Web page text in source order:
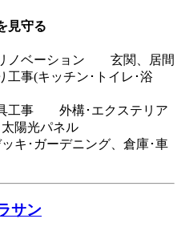
見守る
ノベーション 玄関、居間
事(キッチン･トイレ･浴
事 外構･エクステリア
光パネル
キ･ガーデニング、倉庫･車
サン